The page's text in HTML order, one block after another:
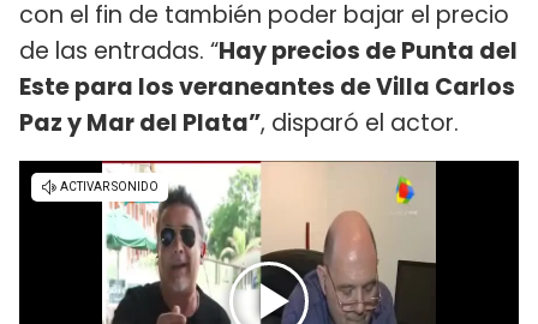
con el fin de también poder bajar el precio
de las entradas. “Hay precios de Punta del
Este para los veraneantes de Villa Carlos
Paz y Mar del Plata”, disparó el actor.